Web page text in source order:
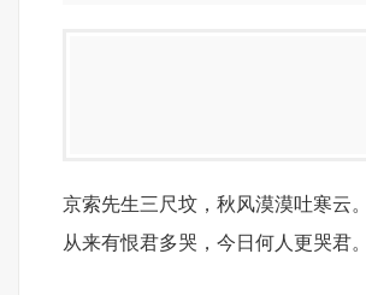
京索先生三尺坟，秋风漠漠吐寒云。
从来有恨君多哭，今日何人更哭君。